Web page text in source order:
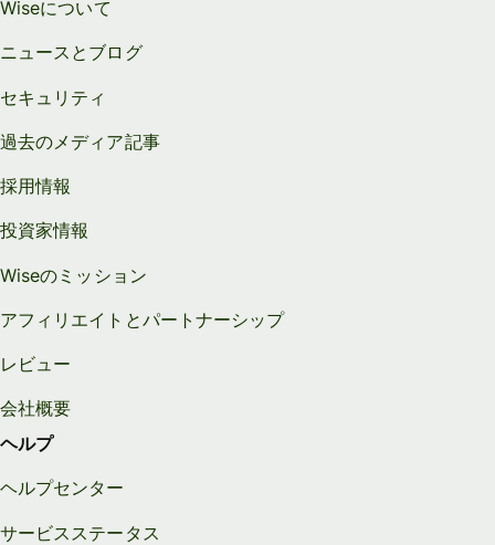
Wiseについて
ニュースとブログ
セキュリティ
過去のメディア記事
採用情報
投資家情報
Wiseのミッション
アフィリエイトとパートナーシップ
レビュー
会社概要
ヘルプ
ヘルプセンター
サービスステータス